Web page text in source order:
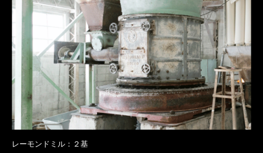
レーモンドミル：２基